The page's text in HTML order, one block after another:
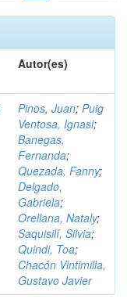
Autor(es)
Pinos, Juan; Puig
Ventosa, Ignasi;
Banegas,
Fernanda;
Quezada, Fanny;
Delgado,
Gabriela;
Orellana, Nataly;
Saquisilí, Silvia;
Quindi, Toa;
Chacón Vintimilla,
Gustavo Javier